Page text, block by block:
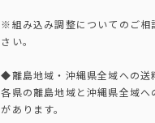
※組み込み調整についてのご相
さい。
◆離島地域・沖縄県全域への
各県の離島地域と沖縄県全域
があります。